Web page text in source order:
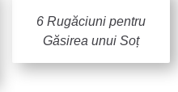
6 Rugăciuni pentru
Găsirea unui Soț